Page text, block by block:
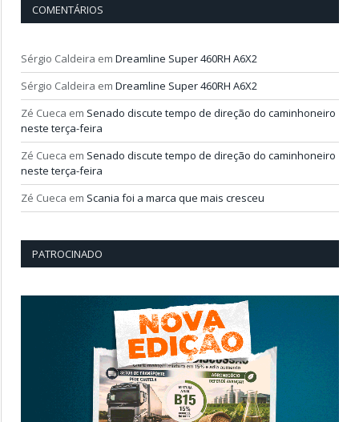
COMENTÁRIOS
Sérgio Caldeira em Dreamline Super 460RH A6X2
Sérgio Caldeira em Dreamline Super 460RH A6X2
Zé Cueca em Senado discute tempo de direção do caminhoneiro
neste terça-feira
Zé Cueca em Senado discute tempo de direção do caminhoneiro
neste terça-feira
Zé Cueca em Scania foi a marca que mais cresceu
PATROCINADO